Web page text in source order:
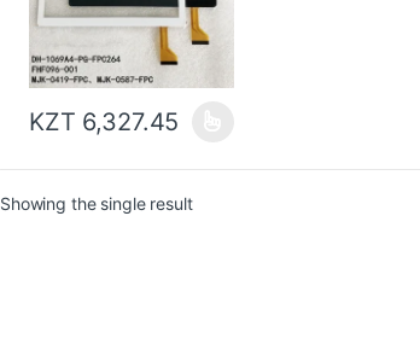
KZT 6,327.45
Showing the single result